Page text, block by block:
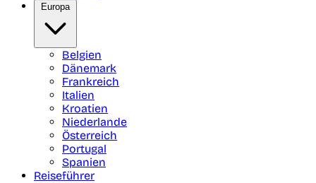
Europa
Belgien
Dänemark
Frankreich
Italien
Kroatien
Niederlande
Österreich
Portugal
Spanien
Reiseführer